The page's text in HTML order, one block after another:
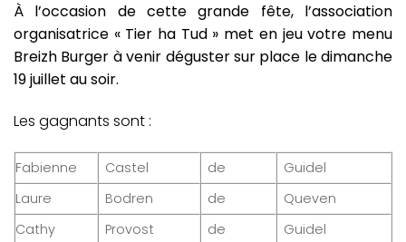
À l’occasion de cette grande fête, l’association
organisatrice « Tier ha Tud » met en jeu votre menu
Breizh Burger à venir déguster sur place le dimanche
19 juillet au soir.
Les gagnants sont :
Fabienne Castel de
Guidel
Laure
Bodren de
Queven
Cathy
Provost de Guidel